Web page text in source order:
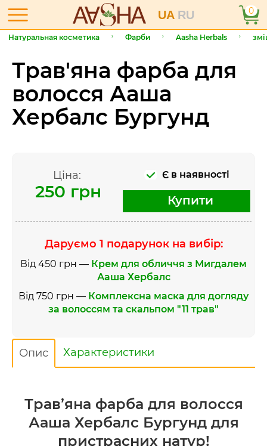
UA RU 0
Натуральная косметика Фарби Aasha Herbals
Трав'яна фарба для
волосся Ааша
Хербалс Бургунд
Ціна:
250 грн
Є в наявності
Купити
Даруємо 1 подарунок на вибір:
Від 450 грн — Крем для обличчя з Мигдалем
Ааша Хербалс
Від 750 грн — Комплексна маска для догляду
за волоссям та скальпом "11 трав"
Опис Характеристики
Трав’яна фарба для волосся
Ааша Хербалс Бургунд для
пристрасних натур!